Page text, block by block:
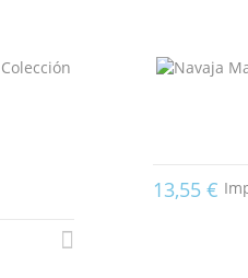
13,55 €